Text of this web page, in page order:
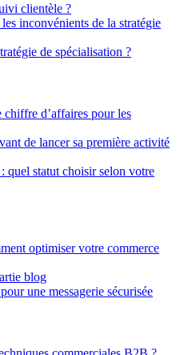
clientèle ?
inconvénients de la stratégie
de spécialisation ?
chiffre d’affaires pour les
de lancer sa première activité
quel statut choisir selon votre
optimiser votre commerce
blog
une messagerie sécurisée